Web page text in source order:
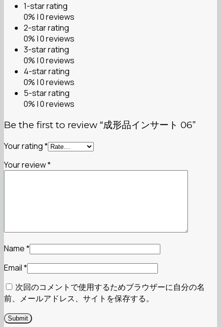
1-star rating
0% | 0 reviews
2-star rating
0% | 0 reviews
3-star rating
0% | 0 reviews
4-star rating
0% | 0 reviews
5-star rating
0% | 0 reviews
Be the first to review “成形品インサート 06”
Your rating*
Your review*
Name*
Email*
次回のコメントで使用するためブラウザーに自分の名
前、メールアドレス、サイトを保存する。